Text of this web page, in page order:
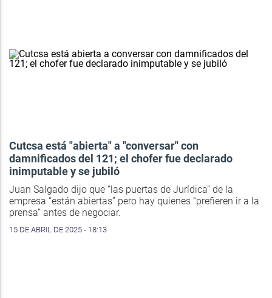
Cutcsa está "abierta" a "conversar" con
damnificados del 121; el chofer fue declarado
inimputable y se jubiló
Juan Salgado dijo que “las puertas de Jurídica” de la
empresa “están abiertas” pero hay quienes “prefieren ir a la
prensa” antes de negociar.
15 DE ABRIL DE 2025 - 18:13